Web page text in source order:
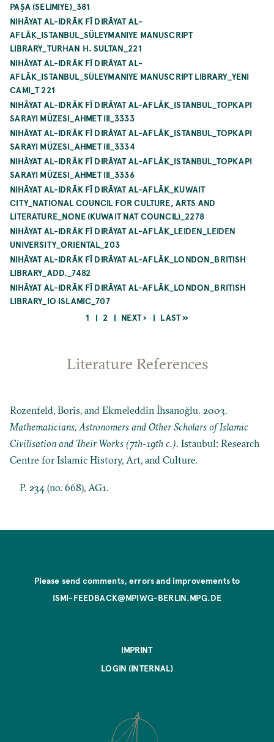
PAŞA (SELIMIYE)_381
NIHĀYAT AL-IDRĀK FĪ DIRĀYAT AL-
AFLĀK_ISTANBUL_SÜLEYMANIYE MANUSCRIPT
LIBRARY_TURHAN H. SULTAN_221
NIHĀYAT AL-IDRĀK FĪ DIRĀYAT AL-
AFLĀK_ISTANBUL_SÜLEYMANIYE MANUSCRIPT LIBRARY_YENI
CAMI_T 221
NIHĀYAT AL-IDRĀK FĪ DIRĀYAT AL-AFLĀK_ISTANBUL_TOPKAPI
SARAYI MÜZESI_AHMET III_3333
NIHĀYAT AL-IDRĀK FĪ DIRĀYAT AL-AFLĀK_ISTANBUL_TOPKAPI
SARAYI MÜZESI_AHMET III_3334
NIHĀYAT AL-IDRĀK FĪ DIRĀYAT AL-AFLĀK_ISTANBUL_TOPKAPI
SARAYI MÜZESI_AHMET III_3336
NIHĀYAT AL-IDRĀK FĪ DIRĀYAT AL-AFLĀK_KUWAIT
CITY_NATIONAL COUNCIL FOR CULTURE, ARTS AND
LITERATURE_NONE (KUWAIT NAT COUNCIL)_2278
NIHĀYAT AL-IDRĀK FĪ DIRĀYAT AL-AFLĀK_LEIDEN_LEIDEN
UNIVERSITY_ORIENTAL_203
NIHĀYAT AL-IDRĀK FĪ DIRĀYAT AL-AFLĀK_LONDON_BRITISH
LIBRARY_ADD._7482
NIHĀYAT AL-IDRĀK FĪ DIRĀYAT AL-AFLĀK_LONDON_BRITISH
LIBRARY_IO ISLAMIC_707
CURRENT
1 PAGE
2
NEXT
NEXT ›
LAST
LAST »
Literature References
Rozenfeld, Boris, and Ekmeleddin İhsanoğlu. 2003.
Mathematicians, Astronomers and Other Scholars of Islamic
Civilisation and Their Works (7th-19th c.). Istanbul: Research
Centre for Islamic History, Art, and Culture.
P. 234 (no. 668), AG1.
Please send comments, errors and improvements to
ISMI-FEEDBACK@MPIWG-BERLIN.MPG.DE
IMPRINT
LOGIN (INTERNAL)